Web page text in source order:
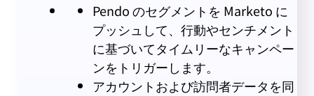
Pendo のセグメントを Marketo に
プッシュして、行動やセンチメント
に基づいてタイムリーなキャンペー
ンをトリガーします。
アカウントおよび訪問者データを同